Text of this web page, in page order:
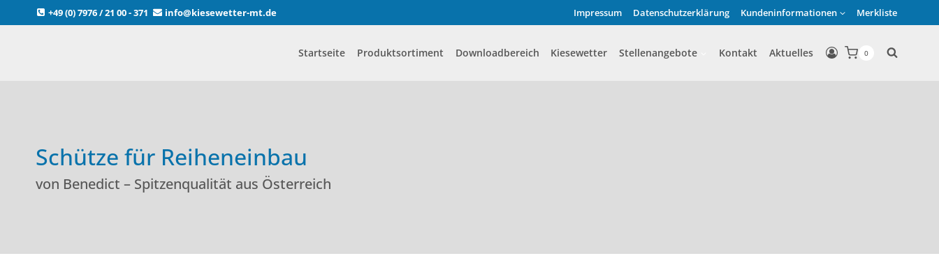
Inhalt
+49 (0) 7976 / 21 00 - 371 info@kiesewetter-mt.de Impressum Datenschutzerklärung Kundeninformationen Merkliste
Startseite Produktsortiment Downloadbereich Kiesewetter Stellenangebote Kontakt Aktuelles 0
Schütze für Reiheneinbau
von Benedict – Spitzenqualität aus Österreich